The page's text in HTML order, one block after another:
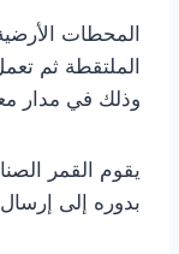
المحطات
الملتقطة ثم
وذلك في مدار
يقوم القمر
بدوره إلى